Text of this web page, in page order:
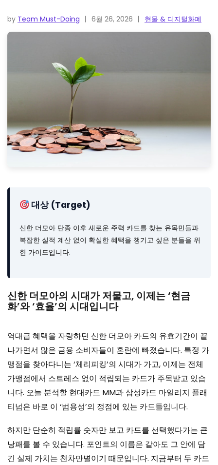
by Team Must-Doing 6월 26, 2026 현물 & 디지털화폐
대상 (Target)
신한 더모아 단종 이후 새로운 주력 카드를 찾는 유목민들과
복잡한 실적 계산 없이 확실한 혜택을 챙기고 싶은 분들을 위
한 가이드입니다.
신한 더모아의 시대가 저물고, 이제는 ‘현금
화’와 ‘효율’의 시대입니다
역대급 혜택을 자랑하던 신한 더모아 카드의 유효기간이 끝
나가면서 많은 금융 소비자들이 혼란에 빠졌습니다. 특정 가
맹점을 찾아다니는 ‘체리피킹’의 시대가 가고, 이제는 전체
가맹점에서 스트레스 없이 적립되는 카드가 주목받고 있습
니다. 오늘 분석할 현대카드 MM과 삼성카드 마일리지 플래
티넘은 바로 이 ‘범용성’의 정점에 있는 카드들입니다.
하지만 단순히 적립률 숫자만 보고 카드를 선택했다가는 큰
낭패를 볼 수 있습니다. 포인트의 이름은 같아도 그 안에 담
긴 실제 가치는 천차만별이기 때문입니다. 지금부터 두 카드